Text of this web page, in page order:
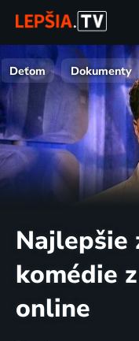
Deťom Dokumenty
Najlepšie
komédie
online